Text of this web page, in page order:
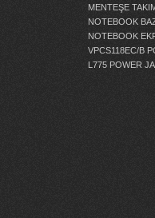
MENTEŞE
NOTEBOOK
NOTEBOOK
VPCS118EC/B
L775 POWER